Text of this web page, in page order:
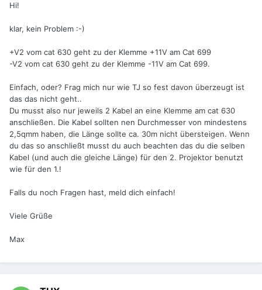
Hi!
klar, kein Problem :-)
+V2 vom cat 630 geht zu der Klemme +11V am Cat 699
-V2 vom cat 630 geht zu der Klemme -11V am Cat 699.
Einfach, oder? Frag mich nur wie TJ so fest davon überzeugt ist
das das nicht geht..
Du musst also nur jeweils 2 Kabel an eine Klemme am cat 630
anschließen. Die Kabel sollten nen Durchmesser von mindestens
2,5qmm haben, die Länge sollte ca. 30m nicht übersteigen. Wenn
du das so anschließt musst du auch beachten das du die selben
Kabel (und auch die gleiche Länge) für den 2. Projektor benutzt
wie für den 1.!
Falls du noch Fragen hast, meld dich einfach!
Viele Grüße
Max